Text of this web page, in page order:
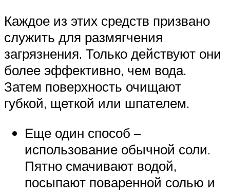
Каждое из этих средств призвано
служить для размягчения
загрязнения. Только действуют они
более эффективно, чем вода.
Затем поверхность очищают
губкой, щеткой или шпателем.
Еще один способ –
использование обычной соли.
Пятно смачивают водой,
посыпают поваренной солью и